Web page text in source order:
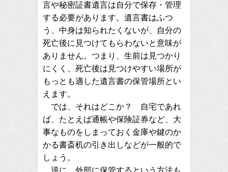
言や秘密証書遺言は自分で保存・管理
する必要があります。遺言書はふつ
う、中身は知られたくないが、自分の
死亡後に見つけてもらわないと意味が
ありません。つまり、生前は見つかり
にくく、死亡後は見つけやすい場所が
もっとも適した遺言書の保管場所とい
えます。
では、それはどこか？ 自宅であれ
ば、たとえば通帳や保険証券など、大
事なものをしまっておく金庫や鍵のか
かる書斎机の引き出しなどが一般的で
しょう。